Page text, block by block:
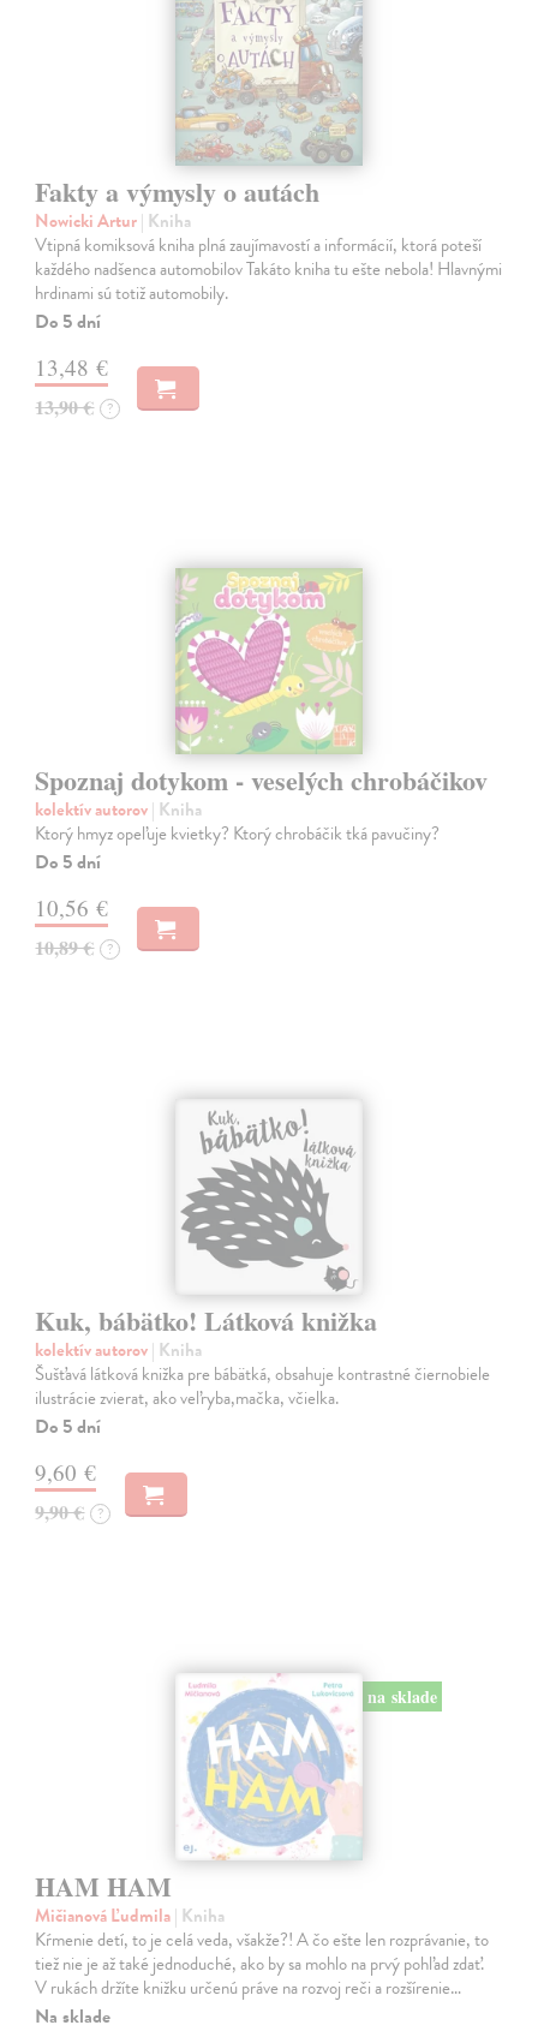
Fakty a výmysly o autách
Nowicki Artur| Kniha
Vtipná komiksová kniha plná zaujímavostí a informácií, ktorá poteší
každého nadšenca automobilov Takáto kniha tu ešte nebola! Hlavnými
hrdinami sú totiž automobily.
Do 5 dní
13,48 €
13,90 € ?
Spoznaj dotykom - veselých chrobáčikov
kolektív autorov| Kniha
Ktorý hmyz opeľuje kvietky? Ktorý chrobáčik tká pavučiny?
Do 5 dní
10,56 €
10,89 € ?
Kuk, bábätko! Látková knižka
kolektív autorov| Kniha
Šušťavá látková knižka pre bábätká, obsahuje kontrastné čiernobiele
ilustrácie zvierat, ako veľryba,mačka, včielka.
Do 5 dní
9,60 €
9,90 € ?
na sklade
HAM HAM
Mičianová Ľudmila| Kniha
Kŕmenie detí, to je celá veda, všakže?! A čo ešte len rozprávanie, to
tiež nie je až také jednoduché, ako by sa mohlo na prvý pohľad zdať.
V rukách držíte knižku určenú práve na rozvoj reči a rozšírenie…
Na sklade